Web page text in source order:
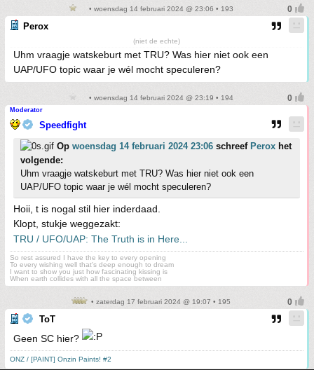
• woensdag 14 februari 2024 @ 23:06 • 193
Perox
(niet de echte)
Uhm vraagje watskeburt met TRU? Was hier niet ook een
UAP/UFO topic waar je wél mocht speculeren?
• woensdag 14 februari 2024 @ 23:19 • 194
Moderator
Speedfight
Op woensdag 14 februari 2024 23:06 schreef Perox het
volgende:
Uhm vraagje watskeburt met TRU? Was hier niet ook een
UAP/UFO topic waar je wél mocht speculeren?
Hoii, t is nogal stil hier inderdaad.
Klopt, stukje weggezakt:
TRU / UFO/UAP: The Truth is in Here...
So rest assured I have the key to every opening
To every wishing well that's deep enough to dream
I want to show you just how fascinating kissing is
When earth collides with all the space between
• zaterdag 17 februari 2024 @ 19:07 • 195
ToT
Geen SC hier?
ONZ / [PAINT] Onzin Paints! #2